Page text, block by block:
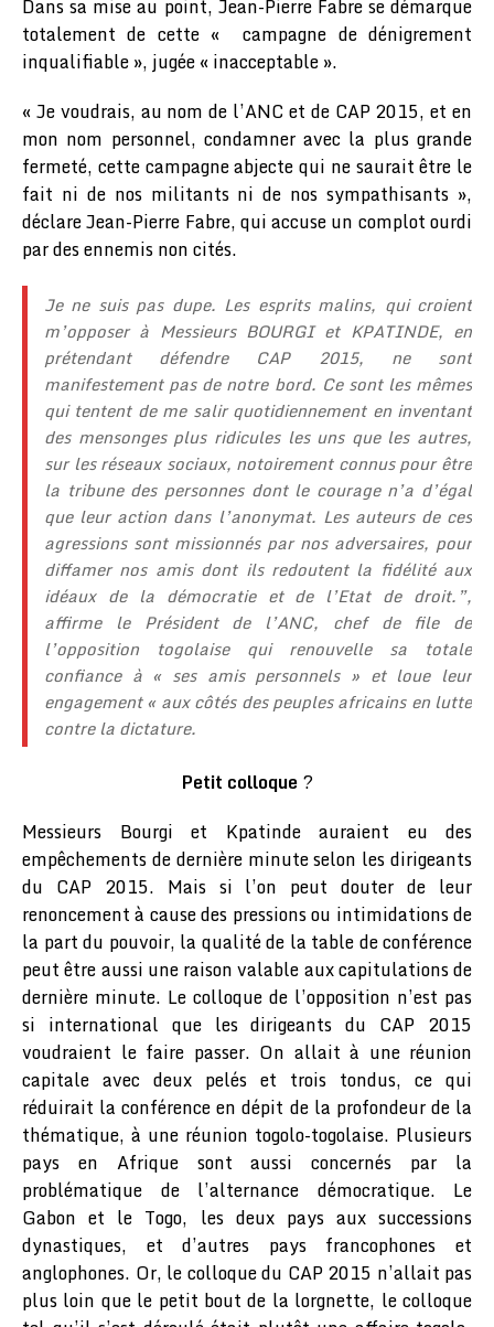
Dans sa mise au point, Jean-Pierre Fabre se démarque
totalement de cette « campagne de dénigrement
inqualifiable », jugée « inacceptable ».
« Je voudrais, au nom de l’ANC et de CAP 2015, et en
mon nom personnel, condamner avec la plus grande
fermeté, cette campagne abjecte qui ne saurait être le
fait ni de nos militants ni de nos sympathisants »,
déclare Jean-Pierre Fabre, qui accuse un complot ourdi
par des ennemis non cités.
Je ne suis pas dupe. Les esprits malins, qui croient
m’opposer à Messieurs BOURGI et KPATINDE, en
prétendant défendre CAP 2015, ne sont
manifestement pas de notre bord. Ce sont les mêmes
qui tentent de me salir quotidiennement en inventant
des mensonges plus ridicules les uns que les autres,
sur les réseaux sociaux, notoirement connus pour être
la tribune des personnes dont le courage n’a d’égal
que leur action dans l’anonymat. Les auteurs de ces
agressions sont missionnés par nos adversaires, pour
diffamer nos amis dont ils redoutent la fidélité aux
idéaux de la démocratie et de l’Etat de droit.”,
affirme le Président de l’ANC, chef de file de
l’opposition togolaise qui renouvelle sa totale
confiance à « ses amis personnels » et loue leur
engagement « aux côtés des peuples africains en lutte
contre la dictature.
Petit colloque?
Messieurs Bourgi et Kpatinde auraient eu des
empêchements de dernière minute selon les dirigeants
du CAP 2015. Mais si l’on peut douter de leur
renoncement à cause des pressions ou intimidations de
la part du pouvoir, la qualité de la table de conférence
peut être aussi une raison valable aux capitulations de
dernière minute. Le colloque de l’opposition n’est pas
si international que les dirigeants du CAP 2015
voudraient le faire passer. On allait à une réunion
capitale avec deux pelés et trois tondus, ce qui
réduirait la conférence en dépit de la profondeur de la
thématique, à une réunion togolo-togolaise. Plusieurs
pays en Afrique sont aussi concernés par la
problématique de l’alternance démocratique. Le
Gabon et le Togo, les deux pays aux successions
dynastiques, et d’autres pays francophones et
anglophones. Or, le colloque du CAP 2015 n’allait pas
plus loin que le petit bout de la lorgnette, le colloque